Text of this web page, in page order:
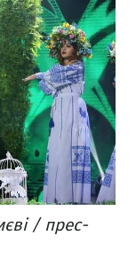
/ прес-